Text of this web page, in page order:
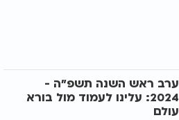
ערב ראש השנה תשפ"ה -
2024: עלינו לעמוד מול בורא
עולם